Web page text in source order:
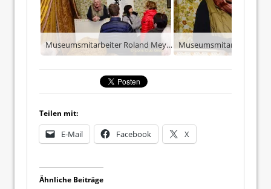
Museumsmitarbeiter Roland Meyer (l.) wusste viel Interessantes zum Fürstenhaus zu berichten.
Teilen mit:
E-Mail Facebook X
Ähnliche Beiträge